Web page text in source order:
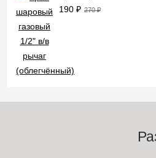
190 ₽ 270₽